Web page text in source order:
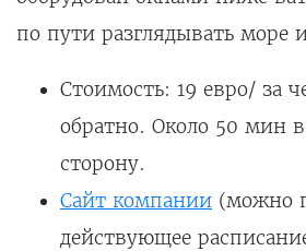
по пути разглядывать море
Стоимость: 19 евро/ за
обратно. Около 50 мин
сторону.
Сайт компании (можно
действующее